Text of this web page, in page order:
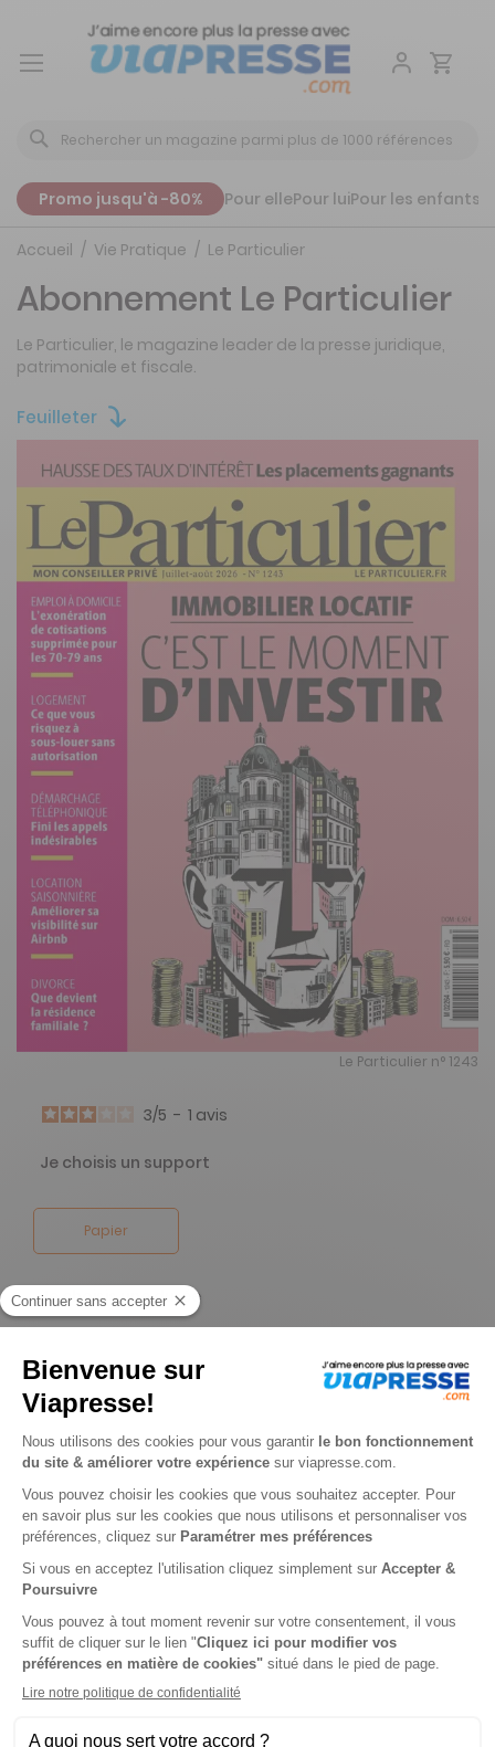
Aller
Promo jusqu'à -80% Pour ellePour luiPour les enfants
Accueil Vie Pratique Le Particulier
Feuilleter
Le Particulier n° 1243
Abonnement Le Particulier
Le Particulier, le magazine leader de la presse juridique,
patrimoniale et fiscale.
3/5 - 1 avis
Je choisis un support
Papier
Je choisis une durée
-26%
Abonnement 1 an
79€00 Tarif Kiosque : 106€ 20
Tarif France métropolitaine
Renouvellement à date d’anniversaire
-18%
Abonnement Durée libre
4€70 Tarif Kiosque : 5€70
Prix par n°